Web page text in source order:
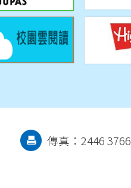
傳真：2446 3766